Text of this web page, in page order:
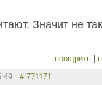
Значит не
поощрить
# 771171